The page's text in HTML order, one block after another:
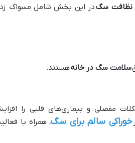
نظافت سگدر این بخش شامل مسواک
سلامت سگ در خانههستند.
مفصلی و بیماری‌های قلبی را
خوراکی سالم برای سگ، همراه با